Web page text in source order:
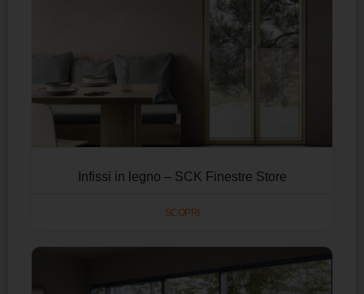
Infissi in legno – SCK Finestre Store
SCOPRI